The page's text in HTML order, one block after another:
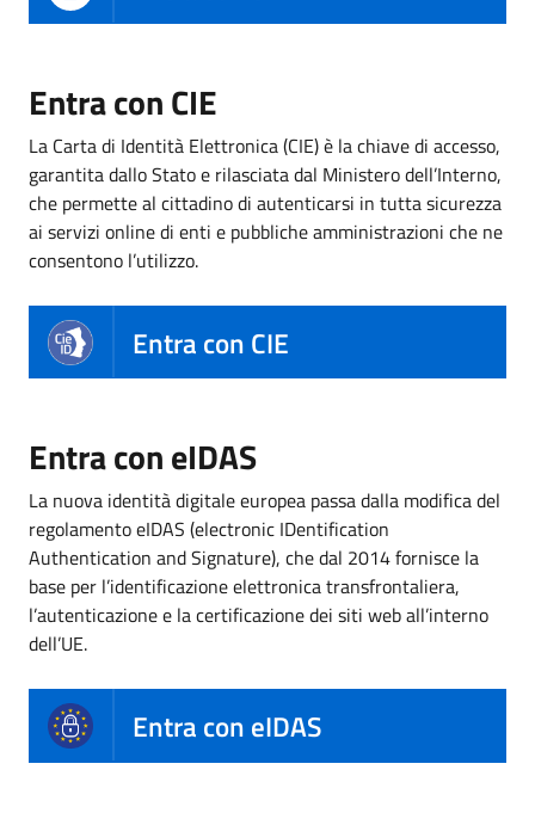
Entra con CIE
La Carta di Identità Elettronica (CIE) è la chiave di accesso,
garantita dallo Stato e rilasciata dal Ministero dell’Interno,
che permette al cittadino di autenticarsi in tutta sicurezza
ai servizi online di enti e pubbliche amministrazioni che ne
consentono l’utilizzo.
Entra con CIE
Entra con eIDAS
La nuova identità digitale europea passa dalla modifica del
regolamento eIDAS (electronic IDentification
Authentication and Signature), che dal 2014 fornisce la
base per l’identificazione elettronica transfrontaliera,
l’autenticazione e la certificazione dei siti web all’interno
dell’UE.
Entra con eIDAS